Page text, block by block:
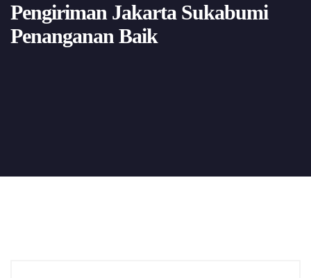
Pengiriman Jakarta Sukabumi
Penanganan Baik